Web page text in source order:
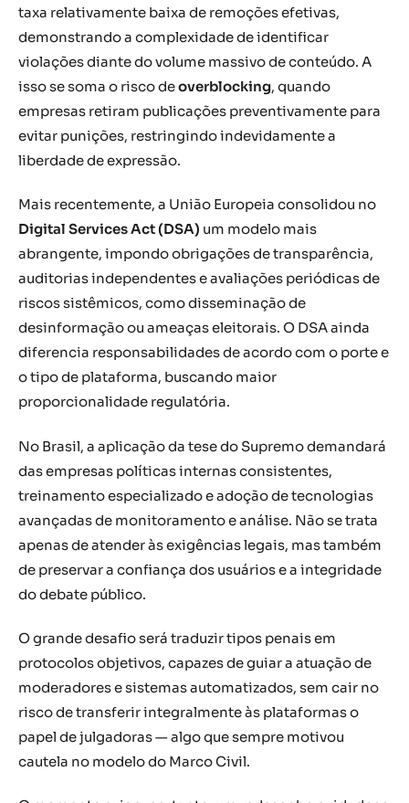
taxa relativamente baixa de remoções efetivas,
demonstrando a complexidade de identificar
violações diante do volume massivo de conteúdo. A
isso se soma o risco deoverblocking, quando
empresas retiram publicações preventivamente para
evitar punições, restringindo indevidamente a
liberdade de expressão.
Mais recentemente, a União Europeia consolidou no
Digital Services Act (DSA) um modelo mais
abrangente, impondo obrigações de transparência,
auditorias independentes e avaliações periódicas de
riscos sistêmicos, como disseminação de
desinformação ou ameaças eleitorais. O DSA ainda
diferencia responsabilidades de acordo com o porte e
o tipo de plataforma, buscando maior
proporcionalidade regulatória.
No Brasil, a aplicação da tese do Supremo demandará
das empresas políticas internas consistentes,
treinamento especializado e adoção de tecnologias
avançadas de monitoramento e análise. Não se trata
apenas de atender às exigências legais, mas também
de preservar a confiança dos usuários e a integridade
do debate público.
O grande desafio será traduzir tipos penais em
protocolos objetivos, capazes de guiar a atuação de
moderadores e sistemas automatizados, sem cair no
risco de transferir integralmente às plataformas o
papel de julgadoras — algo que sempre motivou
cautela no modelo do Marco Civil.